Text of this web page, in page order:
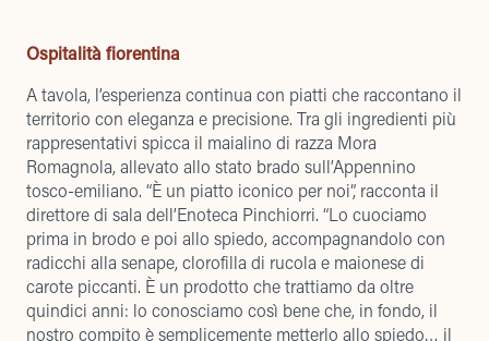
Ospitalità fiorentina
A tavola, l’esperienza continua con piatti che raccontano il
territorio con eleganza e precisione. Tra gli ingredienti più
rappresentativi spicca il maialino di razza Mora
Romagnola, allevato allo stato brado sull’Appennino
tosco-emiliano. “È un piatto iconico per noi”, racconta il
direttore di sala dell’Enoteca Pinchiorri. “Lo cuociamo
prima in brodo e poi allo spiedo, accompagnandolo con
radicchi alla senape, clorofilla di rucola e maionese di
carote piccanti. È un prodotto che trattiamo da oltre
quindici anni: lo conosciamo così bene che, in fondo, il
nostro compito è semplicemente metterlo allo spiedo… il